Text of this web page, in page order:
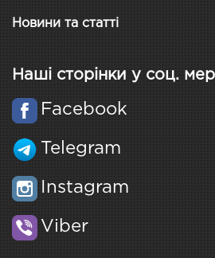
Новини та статті
Наші сторінки у соц.
Facebook
Telegram
Instagram
Viber